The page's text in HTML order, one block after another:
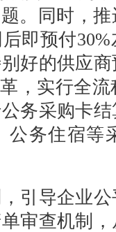
。同时，
即预付30%
好的供应
，实行全
务采购卡
公务住宿等
引导企业
审查机制